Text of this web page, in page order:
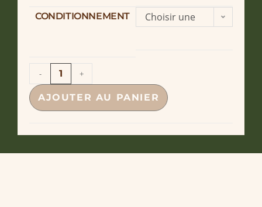
CONDITIONNEMENT
Choisir une
- +
AJOUTER AU PANIER